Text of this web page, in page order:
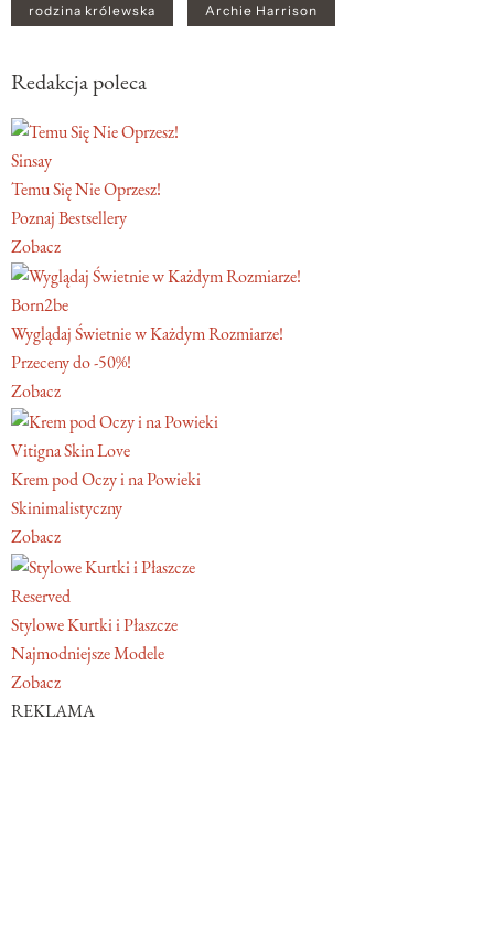
rodzina królewska Archie Harrison
Redakcja poleca
Sinsay
Temu Się Nie Oprzesz!
Poznaj Bestsellery
Zobacz
Born2be
Wyglądaj Świetnie w Każdym Rozmiarze!
Przeceny do -50%!
Zobacz
Vitigna Skin Love
Krem pod Oczy i na Powieki
Skinimalistyczny
Zobacz
Reserved
Stylowe Kurtki i Płaszcze
Najmodniejsze Modele
Zobacz
REKLAMA